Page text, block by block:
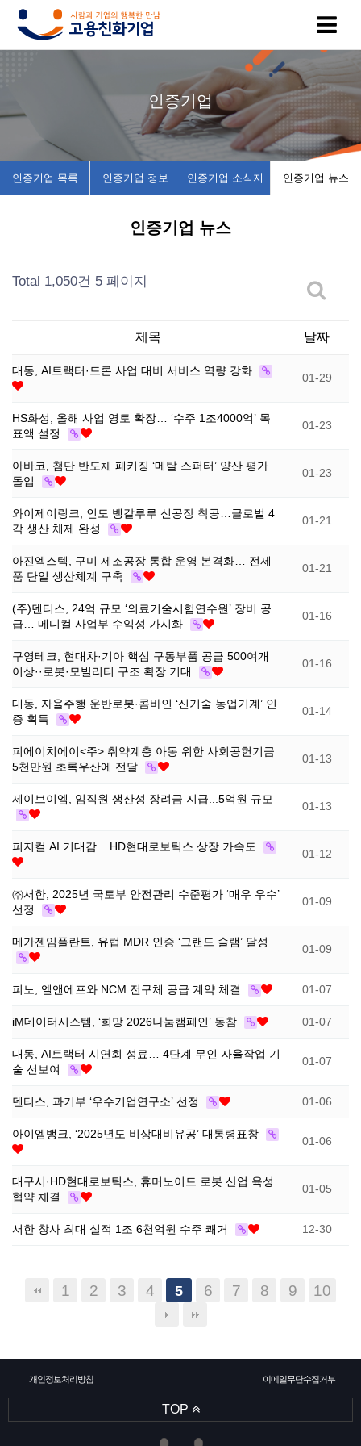
용
친
화
기
안
내
BI
소
개
인
증
기
업
업
정
보
소
식
지
뉴
스
복
지
제
휴
휴
시
설
인
증
기
업
지
사
항
인증기업
인증기업 목록 인증기업 정보 인증기업 소식지 인증기업 뉴스
인증기업 뉴스
Total 1,050건 5 페이지
제목 날짜
대동, AI트랙터·드론 사업 대비 서비스 역량 강화
01-29
HS화성, 올해 사업 영토 확장… ‘수주 1조4000억’ 목
표액 설정
01-23
아바코, 첨단 반도체 패키징 ‘메탈 스퍼터’ 양산 평가
돌입
01-23
와이제이링크, 인도 벵갈루루 신공장 착공…글로벌 4
각 생산 체제 완성
01-21
아진엑스텍, 구미 제조공장 통합 운영 본격화… 전제
품 단일 생산체계 구축
01-21
(주)덴티스, 24억 규모 ‘의료기술시험연수원’ 장비 공
급… 메디컬 사업부 수익성 가시화
01-16
구영테크, 현대차·기아 핵심 구동부품 공급 500여개
이상··로봇·모빌리티 구조 확장 기대
01-16
대동, 자율주행 운반로봇·콤바인 ‘신기술 농업기계’ 인
증 획득
01-14
피에이치에이<주> 취약계층 아동 위한 사회공헌기금
5천만원 초록우산에 전달
01-13
제이브이엠, 임직원 생산성 장려금 지급...5억원 규모
01-13
피지컬 AI 기대감... HD현대로보틱스 상장 가속도
01-12
㈜서한, 2025년 국토부 안전관리 수준평가 ‘매우 우수’
선정
01-09
메가젠임플란트, 유럽 MDR 인증 ‘그랜드 슬램’ 달성
01-09
피노, 엘앤에프와 NCM 전구체 공급 계약 체결 01-07
iM데이터시스템, ‘희망 2026나눔캠페인’ 동참 01-07
대동, AI트랙터 시연회 성료… 4단계 무인 자율작업 기
술 선보여
01-07
덴티스, 과기부 ‘우수기업연구소’ 선정 01-06
아이엠뱅크, ‘2025년도 비상대비유공’ 대통령표창
01-06
대구시·HD현대로보틱스, 휴머노이드 로봇 산업 육성
협약 체결
01-05
서한 창사 최대 실적 1조 6천억원 수주 쾌거 12-30
1 2 3 4 5 6 7 8 9 10
개인정보처리방침 이메일무단수집거부
TOP